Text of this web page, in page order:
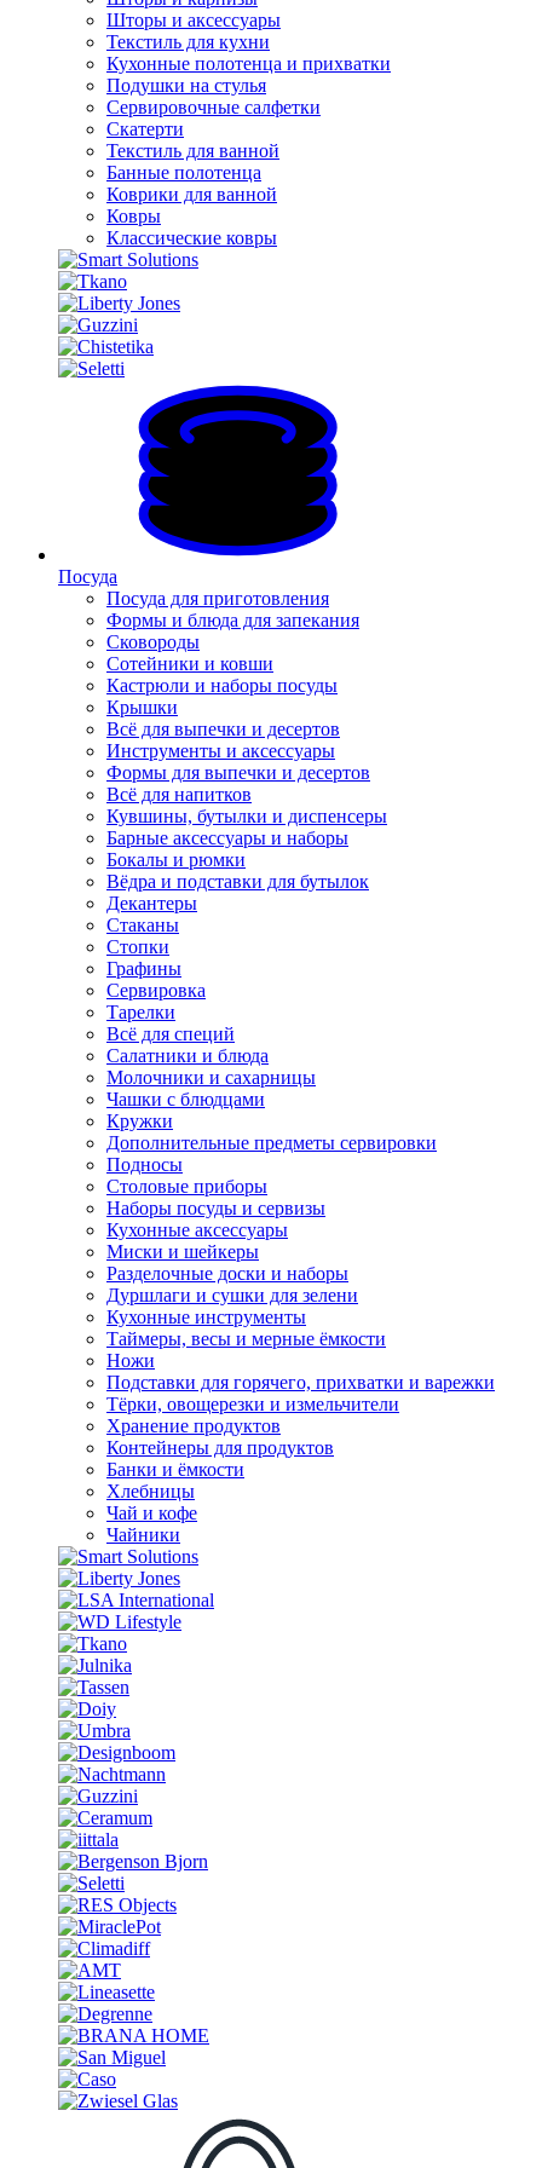
Шторы и аксессуары
Текстиль для кухни
Кухонные полотенца и прихватки
Подушки на стулья
Сервировочные салфетки
Скатерти
Текстиль для ванной
Банные полотенца
Коврики для ванной
Ковры
Классические ковры
Посуда
Посуда для приготовления
Формы и блюда для запекания
Сковороды
Сотейники и ковши
Кастрюли и наборы посуды
Крышки
Всё для выпечки и десертов
Инструменты и аксессуары
Формы для выпечки и десертов
Всё для напитков
Кувшины, бутылки и диспенсеры
Барные аксессуары и наборы
Бокалы и рюмки
Вёдра и подставки для бутылок
Декантеры
Стаканы
Стопки
Графины
Сервировка
Тарелки
Всё для специй
Салатники и блюда
Молочники и сахарницы
Чашки с блюдцами
Кружки
Дополнительные предметы сервировки
Подносы
Столовые приборы
Наборы посуды и сервизы
Кухонные аксессуары
Миски и шейкеры
Разделочные доски и наборы
Дуршлаги и сушки для зелени
Кухонные инструменты
Таймеры, весы и мерные ёмкости
Ножи
Подставки для горячего, прихватки и варежки
Тёрки, овощерезки и измельчители
Хранение продуктов
Контейнеры для продуктов
Банки и ёмкости
Хлебницы
Чай и кофе
Чайники